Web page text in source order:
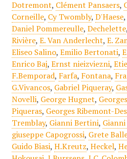
Dotremont, Clément Pansaers,
Corneille, Cy Twombly, D'Haese,
Daniel Pommereulle, Dechelette,
Rivière, E. Van Anderlecht, E.
Eliseo Salino, Emilio Bertonati,
Enrico Baj, Ernst nieizviezni,
F.Bemporad, Farfa, Fontana,
G.Vivancos, Gabriel Piqueray,
Novelli, George Hugnet,
Piqueras, Georges Ribemont-
Tremblay, Gianni Bertini,
giuseppe Capogrossi, Grete
Guido Biasi, H.Kreutz, Heckel,